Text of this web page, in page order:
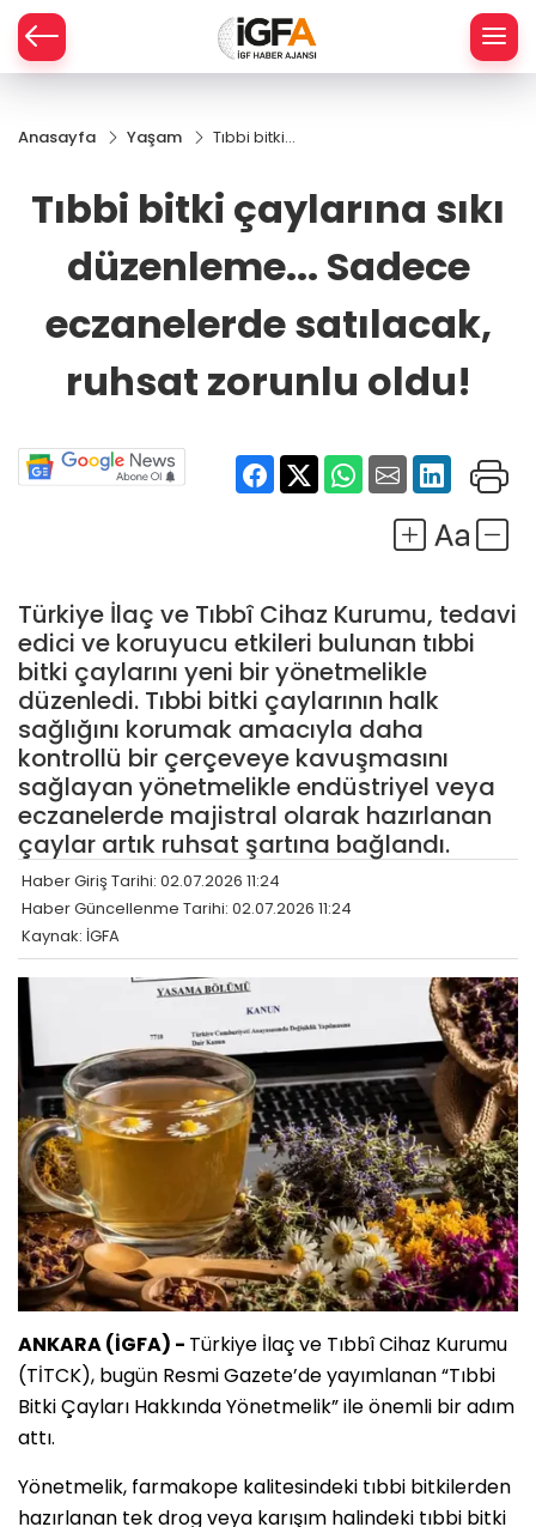
Anasayfa Yaşam
Tıbbi bitki
Sadece
eczanelerde
satılacak,
ruhsat
zorunlu oldu!
Tıbbi bitki çaylarına sıkı
düzenleme... Sadece
eczanelerde satılacak,
ruhsat zorunlu oldu!
Türkiye İlaç ve Tıbbî Cihaz Kurumu, tedavi
edici ve koruyucu etkileri bulunan tıbbi
bitki çaylarını yeni bir yönetmelikle
düzenledi. Tıbbi bitki çaylarının halk
sağlığını korumak amacıyla daha
kontrollü bir çerçeveye kavuşmasını
sağlayan yönetmelikle endüstriyel veya
eczanelerde majistral olarak hazırlanan
çaylar artık ruhsat şartına bağlandı.
Haber Giriş Tarihi: 02.07.2026 11:24
Haber Güncellenme Tarihi: 02.07.2026 11:24
Kaynak: İGFA
ANKARA (İGFA) - Türkiye İlaç ve Tıbbî Cihaz Kurumu
(TİTCK), bugün Resmi Gazete’de yayımlanan “Tıbbi
Bitki Çayları Hakkında Yönetmelik” ile önemli bir adım
attı.
Yönetmelik, farmakope kalitesindeki tıbbi bitkilerden
hazırlanan tek drog veya karışım halindeki tıbbi bitki